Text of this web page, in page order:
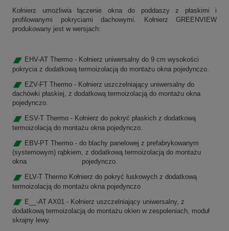
Kołnierz umożliwia łączenie okna do poddaszy z płaskimi i
profilowanymi pokryciami dachowymi. Kołnierz GREENVIEW
produkowany jest w wersjach:
EHV-AT Thermo - Kołnierz uniwersalny do 9 cm wysokości
pokrycia z dodatkową termoizolacją do montażu okna pojedynczo.
EZV-FT Thermo - Kołnierz uszczelniający uniwersalny do
dachówki płaskiej, z dodatkową termoizolacją do montażu okna
pojedynczo.
ESV-T Thermo - Kołnierz do pokryć płaskich z dodatkową
termoizolacją do montażu okna pojedynczo.
EBV-PT Thermo - do blachy panelowej z prefabrykowanym
(systemowym) rąbkiem, z dodatkową termoizolacją do montażu
okna pojedynczo.
ELV-T Thermo Kołnierz do pokryć łuskowych z dodatkową
termoizolacją do montażu okna pojedynczo
E__-AT AX01 - Kołnierz uszczelniający uniwersalny, z
dodatkową termoizolacją do montażu okien w zespoleniach, moduł
skrajny lewy.